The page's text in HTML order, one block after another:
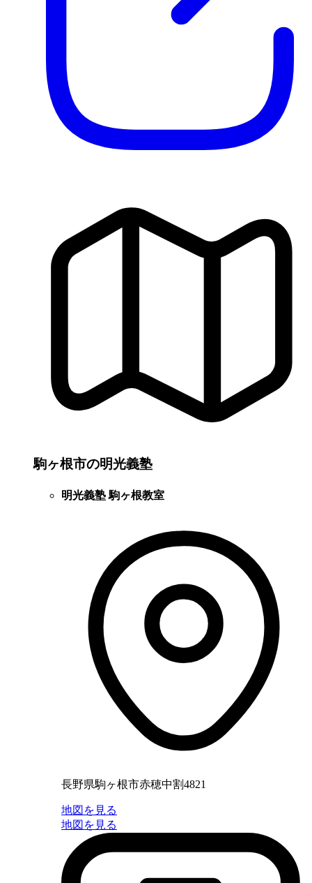
駒ヶ根市の明光義塾
明光義塾 駒ヶ根教室
長野県駒ヶ根市赤穂中割4821
地図を見る
地図を見る